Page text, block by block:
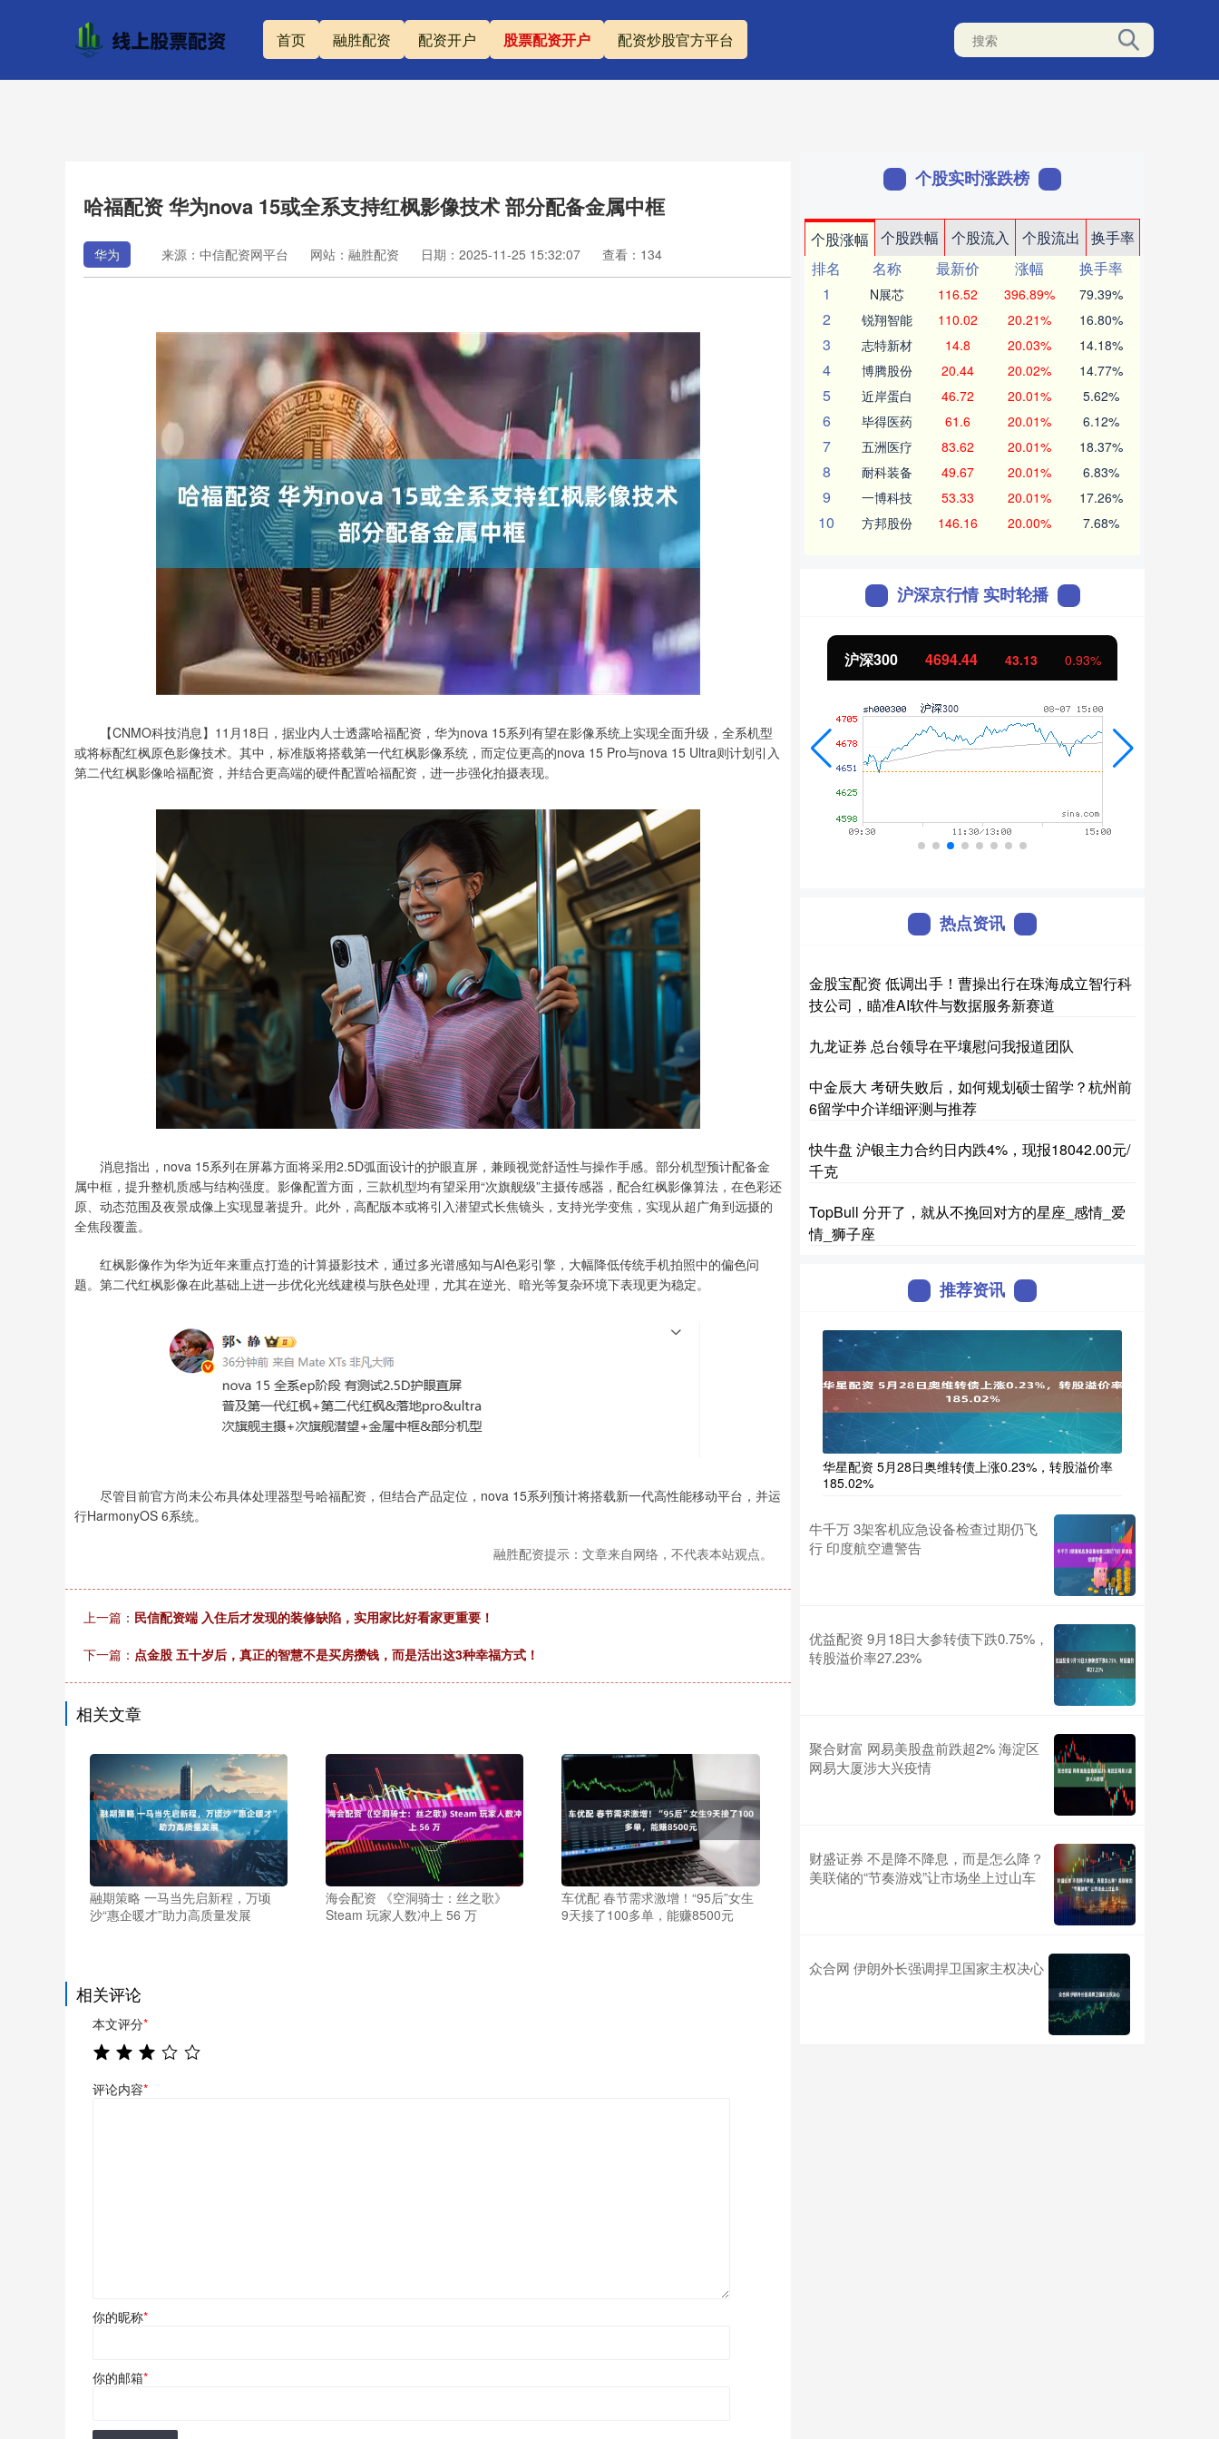
首页 融胜配资 配资开户 股票配资开户 配资炒股官方平台
哈福配资 华为nova 15或全系支持红枫影像技术 部分配备金属中框
华为 来源：中信配资网平台 网站：融胜配资 日期：2025-11-25 15:32:07 查看：134
【CNMO科技消息】11月18日，据业内人士透露哈福配资，华为nova 15系列有望在影像系统上实现全面升级，全系机型
或将标配红枫原色影像技术。其中，标准版将搭载第一代红枫影像系统，而定位更高的nova 15 Pro与nova 15 Ultra则计划引入
第二代红枫影像哈福配资，并结合更高端的硬件配置哈福配资，进一步强化拍摄表现。
消息指出，nova 15系列在屏幕方面将采用2.5D弧面设计的护眼直屏，兼顾视觉舒适性与操作手感。部分机型预计配备金
属中框，提升整机质感与结构强度。影像配置方面，三款机型均有望采用“次旗舰级”主摄传感器，配合红枫影像算法，在色彩还
原、动态范围及夜景成像上实现显著提升。此外，高配版本或将引入潜望式长焦镜头，支持光学变焦，实现从超广角到远摄的
全焦段覆盖。
红枫影像作为华为近年来重点打造的计算摄影技术，通过多光谱感知与AI色彩引擎，大幅降低传统手机拍照中的偏色问
题。第二代红枫影像在此基础上进一步优化光线建模与肤色处理，尤其在逆光、暗光等复杂环境下表现更为稳定。
尽管目前官方尚未公布具体处理器型号哈福配资，但结合产品定位，nova 15系列预计将搭载新一代高性能移动平台，并运
行HarmonyOS 6系统。
融胜配资提示：文章来自网络，不代表本站观点。
上一篇： 民信配资端 入住后才发现的装修缺陷，实用家比好看家更重要！
下一篇： 点金股 五十岁后，真正的智慧不是买房攒钱，而是活出这3种幸福方式！
相关文章
融期策略 一马当先启新程，万顷
沙“惠企暖才”助力高质量发展
海会配资 《空洞骑士：丝之歌》
Steam 玩家人数冲上 56 万
车优配 春节需求激增！“95后”女生
9天接了100多单，能赚8500元
相关评论
本文评分*
评论内容*
你的昵称*
你的邮箱*
个股实时涨跌榜
个股涨幅 个股跌幅 个股流入 个股流出
换手率
排名
名称 最新价 涨幅
换手率
1
N展芯 116.52 396.89% 79.39%
2 锐翔智能 110.02 20.21% 16.80%
3 志特新材 14.8 20.03% 14.18%
4 博腾股份 20.44 20.02% 14.77%
5 近岸蛋白 46.72 20.01% 5.62%
6 毕得医药 61.6 20.01% 6.12%
7 五洲医疗 83.62 20.01% 18.37%
8 耐科装备 49.67 20.01% 6.83%
9 一博科技 53.33 20.01% 17.26%
10 方邦股份 146.16 20.00% 7.68%
沪深京行情 实时轮播
深证成指 14311.01 200.89 1.42% 沪深300 4694.44 43.13 北证50 1134.24 11.37 1.01%
热点资讯
金股宝配资 低调出手！曹操出行在珠海成立智行科
技公司，瞄准AI软件与数据服务新赛道
九龙证券 总台领导在平壤慰问我报道团队
中金辰大 考研失败后，如何规划硕士留学？杭州前
6留学中介详细评测与推荐
快牛盘 沪银主力合约日内跌4%，现报18042.00元/
千克
TopBull 分开了，就从不挽回对方的星座_感情_爱
情_狮子座
推荐资讯
华星配资 5月28日奥维转债上涨0.23%，转股溢价率
185.02%
牛千万 3架客机应急设备检查过期仍飞
行 印度航空遭警告
优益配资 9月18日大参转债下跌0.75%，
转股溢价率27.23%
聚合财富 网易美股盘前跌超2% 海淀区
网易大厦涉大兴疫情
财盛证券 不是降不降息，而是怎么降？
美联储的“节奏游戏”让市场坐上过山车
众合网 伊朗外长强调捍卫国家主权决心